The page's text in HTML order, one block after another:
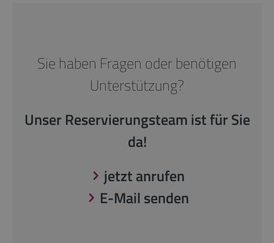
Sie haben Fragen oder benötigen
Unterstützung?
Unser Reservierungsteam ist für Sie
da!
jetzt anrufen
E-Mail senden